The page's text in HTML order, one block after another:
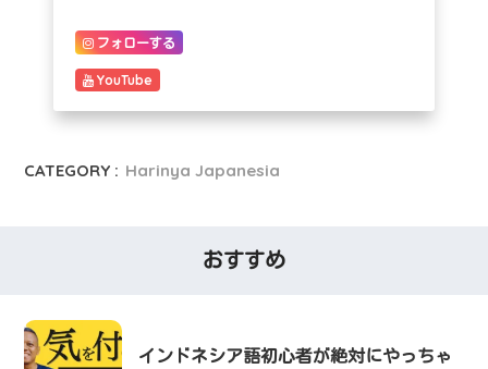
フォローする
YouTube
CATEGORY : Harinya Japanesia
おすすめ
インドネシア語初心者が絶対にやっちゃ